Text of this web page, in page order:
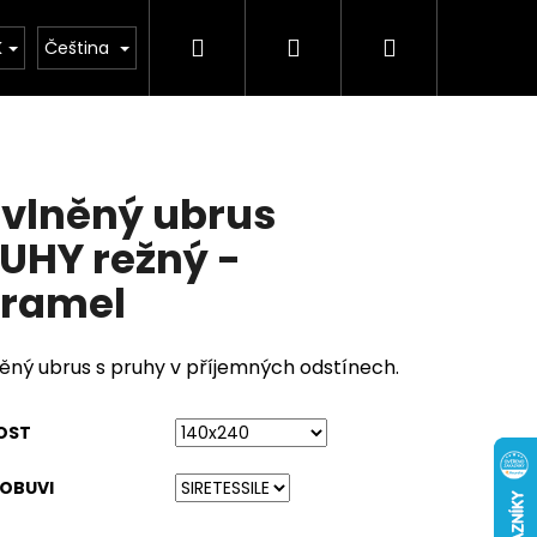
Kolekce léto 2026 Chovatelské
Čeština Hledat PřihlášeníNákupní
ubrus
režný -
ubrus s pruhy v příjemných odstínech.